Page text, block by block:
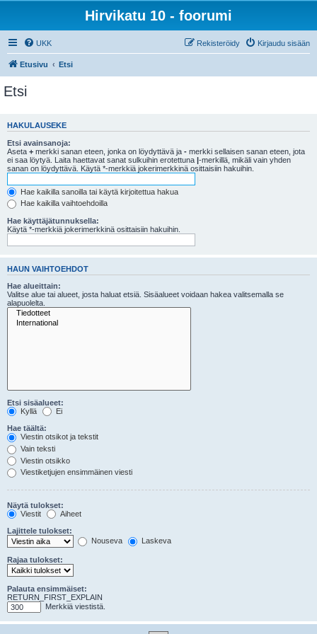
Hirvikatu 10 - foorumi
UKK Kirjaudu sisään
Rekisteröidy
Etusivu Etsi
Etsi
HAKULAUSEKE
Etsi avainsanoja:
Aseta + merkki sanan eteen, jonka on löydyttävä ja - merkki sellaisen sanan eteen, jota
ei saa löytyä. Laita haettavat sanat sulkuihin erotettuna |-merkillä, mikäli vain yhden
sanan on löydyttävä. Käytä *-merkkiä jokerimerkkinä osittaisiin hakuihin.
Hae kaikilla sanoilla tai käytä kirjoitettua hakua
Hae kaikilla vaihtoehdoilla
Hae käyttäjätunnuksella:
Käytä *-merkkiä jokerimerkkinä osittaisiin hakuihin.
HAUN VAIHTOEHDOT
Hae alueittain:
Valitse alue tai alueet, josta haluat etsiä. Sisäalueet voidaan hakea valitsemalla se
alapuolelta.
Etsi sisäalueet:
Kyllä
Ei
Hae täältä:
Viestin otsikot ja tekstit
Vain teksti
Viestin otsikko
Viestiketjujen ensimmäinen viesti
Näytä tulokset:
Viestit
Aiheet
Lajittele tulokset:
Nouseva
Laskeva
Rajaa tulokset:
Palauta ensimmäiset:
RETURN_FIRST_EXPLAIN
Merkkiä viestistä.